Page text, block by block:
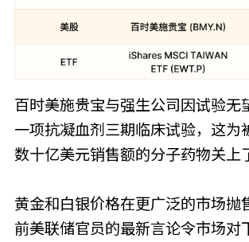
百时美施贵宝与强生公司因试验无
一项抗凝血剂三期临床试验，这为
数十亿美元销售额的分子药物关上
黄金和白银价格在更广泛的市场抛
前美联储官员的最新言论令市场对